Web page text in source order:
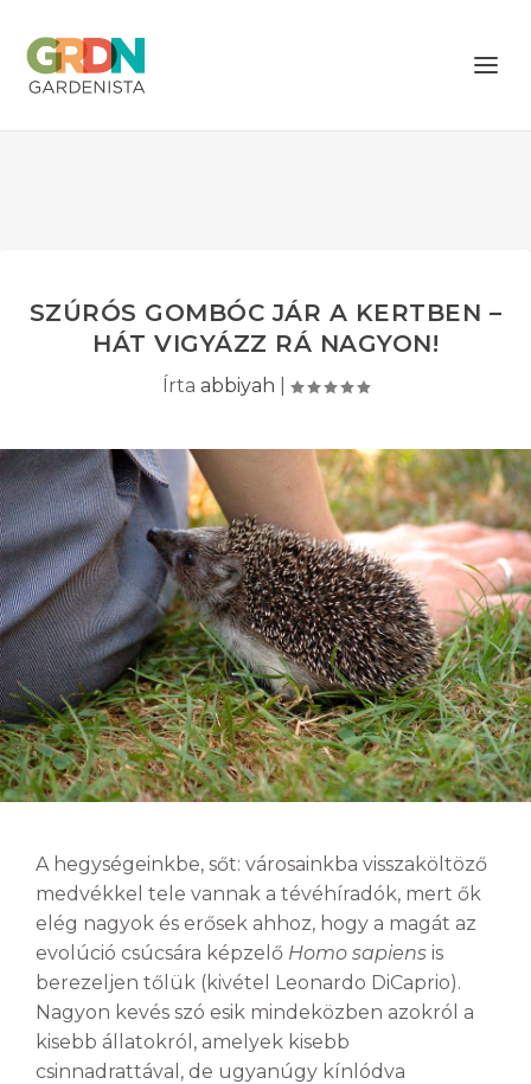
SZÚRÓS GOMBÓC JÁR A KERTBEN –
HÁT VIGYÁZZ RÁ NAGYON!
Írta abbiyah
A hegységeinkbe, sőt: városainkba visszaköltöző
medvékkel tele vannak a tévéhíradók, mert ők
elég nagyok és erősek ahhoz, hogy a magát az
evolúció csúcsára képzelő Homo sapiens is
berezeljen tőlük (kivétel Leonardo DiCaprio).
Nagyon kevés szó esik mindeközben azokról a
kisebb állatokról, amelyek kisebb
csinnadrattával, de ugyanúgy kínlódva